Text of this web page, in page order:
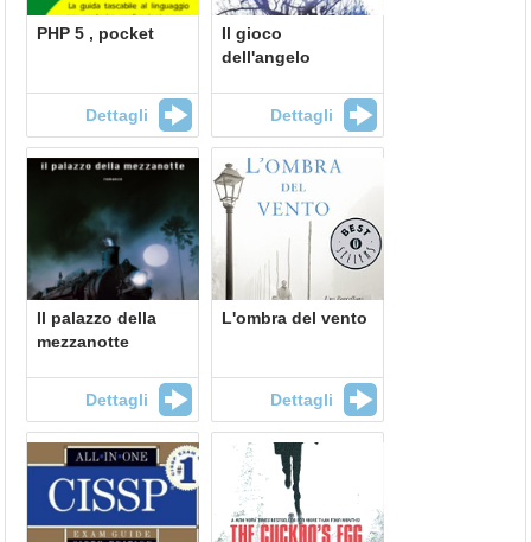
PHP 5 , pocket
Dettagli
Il gioco
dell'angelo
Dettagli
Il palazzo della
mezzanotte
Dettagli
L'ombra del vento
Dettagli